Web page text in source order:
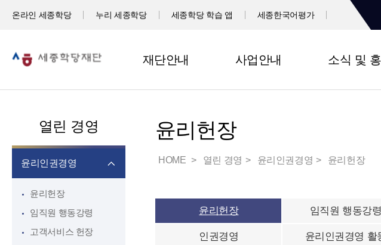
온라인 세종학당 누리 세종학당 세종학당 학습 앱 세종한국어평가
재단안내 사업안내 소식 및
열린 경영
윤리인권경영
윤리헌장
임직원 행동강령
고객서비스 헌장
윤리헌장
HOME 열린 경영 윤리인권경영 윤리헌장
윤리헌장 임직원 행동강령
인권경영 윤리인권경영 활